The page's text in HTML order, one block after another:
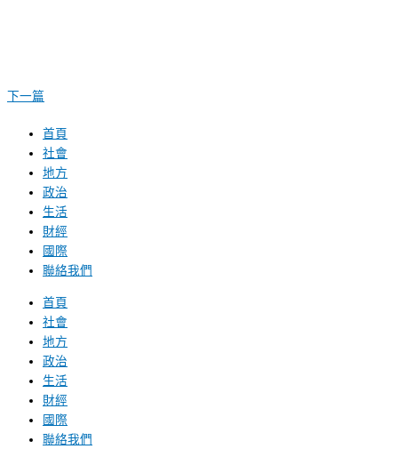
下一篇
首頁
社會
地方
政治
生活
財經
國際
聯絡我們
首頁
社會
地方
政治
生活
財經
國際
聯絡我們